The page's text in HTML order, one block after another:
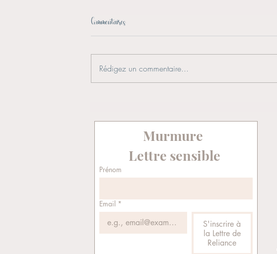
Commentaires
Rédigez un commentaire...
Murmure
Lettre sensible
Prénom
Email *
S'inscrire à
la Lettre de
Reliance